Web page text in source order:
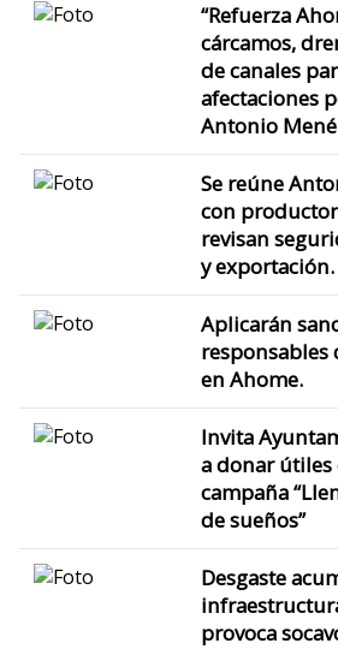
“Refuerza
cárcamos,
de canales
afectaciones
Antonio
Se reúne
con
revisan
y exportación.
Aplicarán
responsables
en Ahome.
Invita
a donar útiles
campaña
de sueños”
Desgaste
provoca